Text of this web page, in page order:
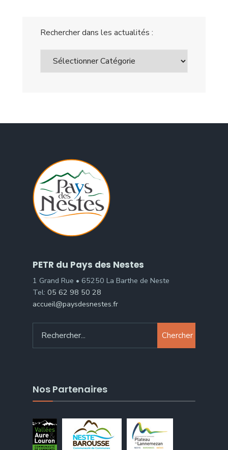
Rechercher dans les actualités :
PETR du Pays des Nestes
1 Grand Rue • 65250 La Barthe de Neste
Tel: 05 62 98 50 28
accueil@paysdesnestes.fr
Chercher
Nos Partenaires